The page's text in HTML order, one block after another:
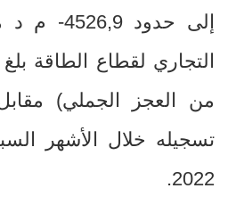
إلى حدود
التجاري لقطاع الطاقة بلغ 5701,4- م د (56
تسجيله خلال الأشهر
2022.